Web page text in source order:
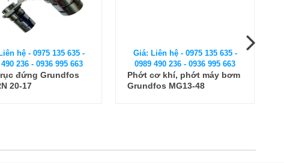
hệ - 0975 135 635 -
236 - 0936 995 663
đứng Grundfos
20-17
0989 490 236 - 0936 995 663
Phớt cơ khí, phớt máy bơm
Grundfos MG13-48